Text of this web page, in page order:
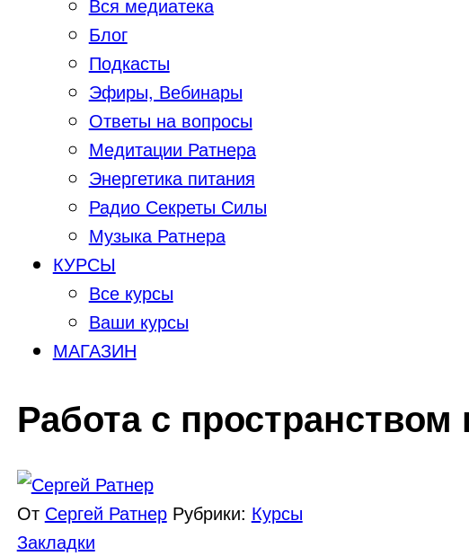
Блог
Подкасты
Эфиры, Вебинары
Ответы на вопросы
Медитации Ратнера
Энергетика питания
Радио Секреты Силы
Музыка Ратнера
КУРСЫ
Все курсы
Ваши курсы
МАГАЗИН
Работа с пространством
От Сергей Ратнер Рубрики: Курсы
Закладки